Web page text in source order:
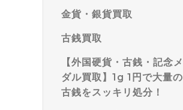
金貨・銀貨買取
古銭買取
【外国硬貨・古銭・記念メ
ダル買取】1g 1円で大量の
古銭をスッキリ処分！